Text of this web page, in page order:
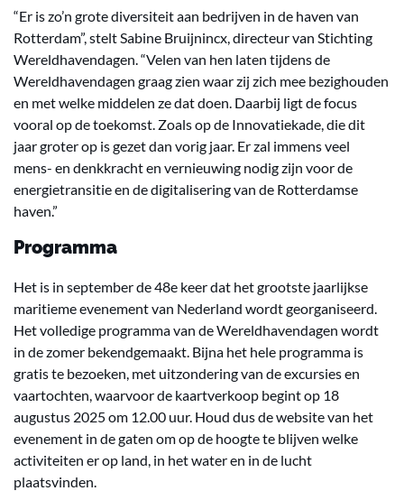
“Er is zo’n grote diversiteit aan bedrijven in de haven van
Rotterdam”, stelt Sabine Bruijnincx, directeur van Stichting
Wereldhavendagen. “Velen van hen laten tijdens de
Wereldhavendagen graag zien waar zij zich mee bezighouden
en met welke middelen ze dat doen. Daarbij ligt de focus
vooral op de toekomst. Zoals op de Innovatiekade, die dit
jaar groter op is gezet dan vorig jaar. Er zal immens veel
mens- en denkkracht en vernieuwing nodig zijn voor de
energietransitie en de digitalisering van de Rotterdamse
haven.”
Programma
Het is in september de 48e keer dat het grootste jaarlijkse
maritieme evenement van Nederland wordt georganiseerd.
Het volledige programma van de Wereldhavendagen wordt
in de zomer bekendgemaakt. Bijna het hele programma is
gratis te bezoeken, met uitzondering van de excursies en
vaartochten, waarvoor de kaartverkoop begint op 18
augustus 2025 om 12.00 uur. Houd dus de website van het
evenement in de gaten om op de hoogte te blijven welke
activiteiten er op land, in het water en in de lucht
plaatsvinden.